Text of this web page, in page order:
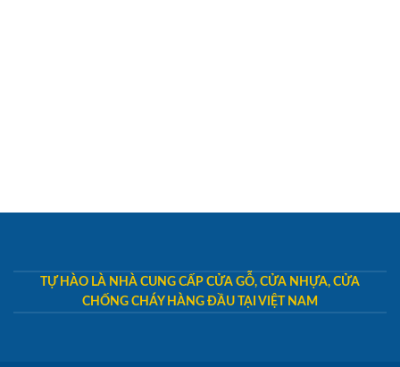
TỰ HÀO LÀ NHÀ CUNG CẤP CỬA GỖ, CỬA NHỰA, CỬA
CHỐNG CHÁY HÀNG ĐẦU TẠI VIỆT NAM